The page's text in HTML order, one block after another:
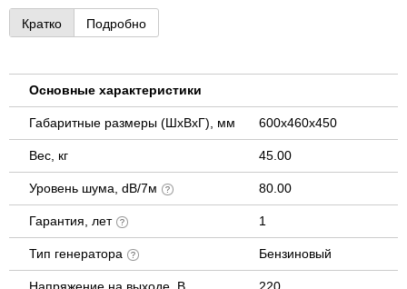
Кратко Подробно
Основные характеристики
Габаритные размеры (ШхВхГ), мм 600x460x450
Вес, кг 45.00
Уровень шума, dB/7м 80.00
Гарантия, лет 1
Тип генератора Бензиновый